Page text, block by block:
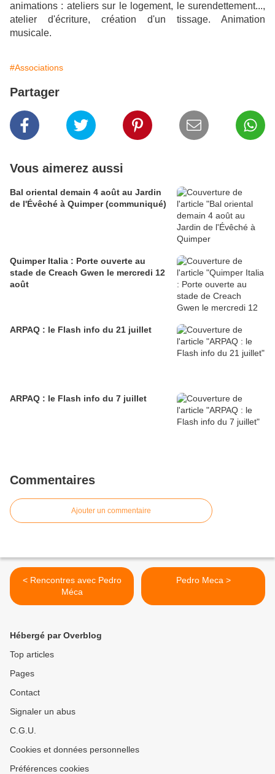
animations : ateliers sur le logement, le surendettement...,
atelier d'écriture, création d'un tissage. Animation
musicale.
#Associations
Partager
Vous aimerez aussi
Bal oriental demain 4 août au Jardin
de l'Évêché à Quimper (communiqué)
Quimper Italia : Porte ouverte au
stade de Creach Gwen le mercredi 12
août
ARPAQ : le Flash info du 21 juillet
ARPAQ : le Flash info du 7 juillet
Commentaires
Ajouter un commentaire
< Rencontres avec Pedro
Méca
Pedro Meca >
Hébergé par Overblog
Top articles
Pages
Contact
Signaler un abus
C.G.U.
Cookies et données personnelles
Préférences cookies